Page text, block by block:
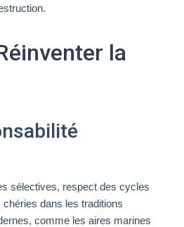
la
sélectives, respect des cycles
dans les traditions
comme les aires marines